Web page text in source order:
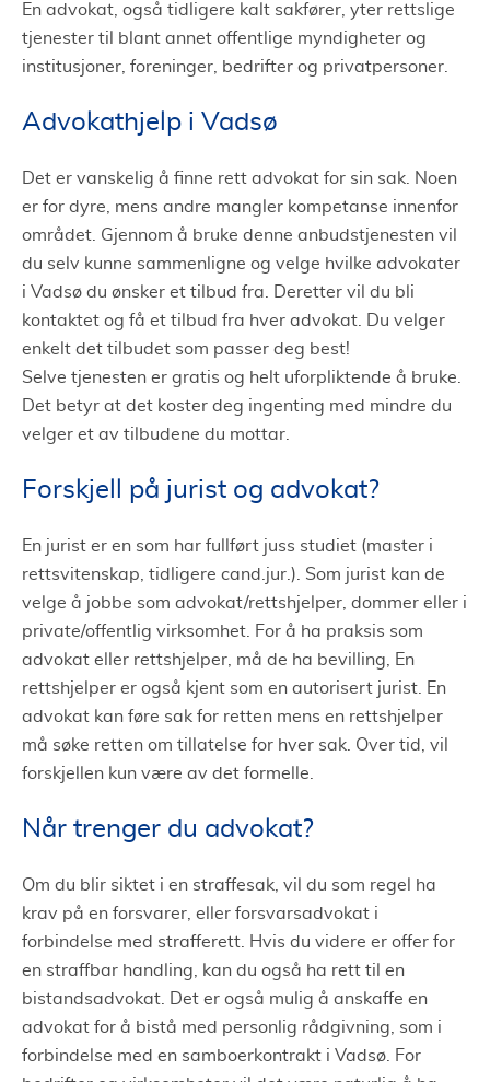
En advokat, også tidligere kalt sakfører, yter rettslige
tjenester til blant annet offentlige myndigheter og
institusjoner, foreninger, bedrifter og privatpersoner.
Advokathjelp i Vadsø
Det er vanskelig å finne rett advokat for sin sak. Noen
er for dyre, mens andre mangler kompetanse innenfor
området. Gjennom å bruke denne anbudstjenesten vil
du selv kunne sammenligne og velge hvilke advokater
i Vadsø du ønsker et tilbud fra. Deretter vil du bli
kontaktet og få et tilbud fra hver advokat. Du velger
enkelt det tilbudet som passer deg best!
Selve tjenesten er gratis og helt uforpliktende å bruke.
Det betyr at det koster deg ingenting med mindre du
velger et av tilbudene du mottar.
Forskjell på jurist og advokat?
En jurist er en som har fullført juss studiet (master i
rettsvitenskap, tidligere cand.jur.). Som jurist kan de
velge å jobbe som advokat/rettshjelper, dommer eller i
private/offentlig virksomhet. For å ha praksis som
advokat eller rettshjelper, må de ha bevilling, En
rettshjelper er også kjent som en autorisert jurist. En
advokat kan føre sak for retten mens en rettshjelper
må søke retten om tillatelse for hver sak. Over tid, vil
forskjellen kun være av det formelle.
Når trenger du advokat?
Om du blir siktet i en straffesak, vil du som regel ha
krav på en forsvarer, eller forsvarsadvokat i
forbindelse med strafferett. Hvis du videre er offer for
en straffbar handling, kan du også ha rett til en
bistandsadvokat. Det er også mulig å anskaffe en
advokat for å bistå med personlig rådgivning, som i
forbindelse med en samboerkontrakt i Vadsø. For